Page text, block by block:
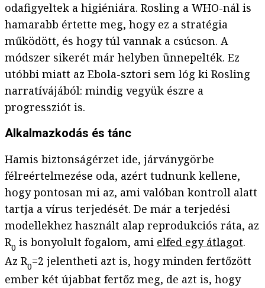
odafigyeltek a higiéniára. Rosling a WHO-nál is
hamarabb értette meg, hogy ez a stratégia
működött, és hogy túl vannak a csúcson. A
módszer sikerét már helyben ünnepelték. Ez
utóbbi miatt az Ebola-sztori sem lóg ki Rosling
narratívájából: mindig vegyük észre a
progressziót is.
Alkalmazkodás és tánc
Hamis biztonságérzet ide, járványgörbe
félreértelmezése oda, azért tudnunk kellene,
hogy pontosan mi az, ami valóban kontroll alatt
tartja a vírus terjedését. De már a terjedési
modellekhez használt alap reprodukciós ráta, az
R0 is bonyolult fogalom, ami elfed egy átlagot.
Az R0=2 jelentheti azt is, hogy minden fertőzött
ember két újabbat fertőz meg, de azt is, hogy